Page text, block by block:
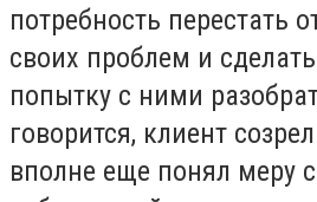
потребность перестать
своих проблем и
попытку с ними
говорится, клиент
вполне еще понял меру